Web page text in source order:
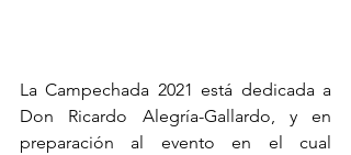
La Campechada 2021 está dedicada a
Don Ricardo Alegría-Gallardo, y en
preparación al evento en el cual